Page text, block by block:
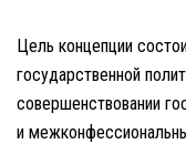
Цель концепции
государственной
совершенствовании
и